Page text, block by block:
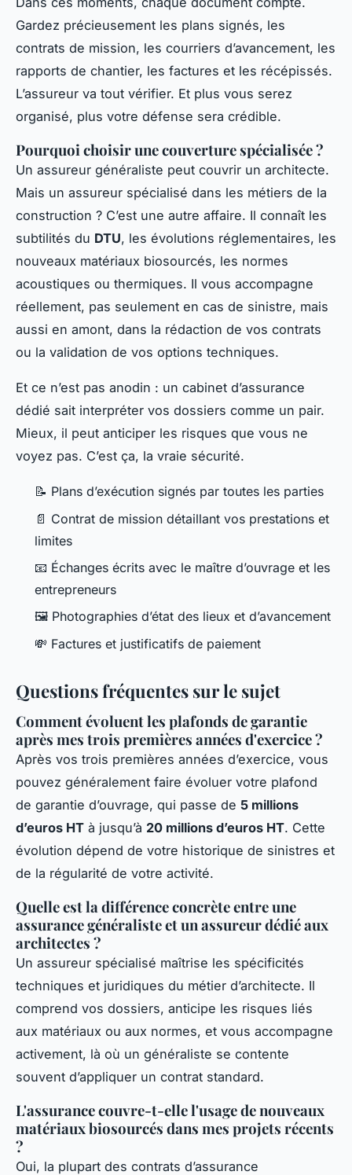
Gardez précieusement les plans signés, les
contrats de mission, les courriers d’avancement, les
rapports de chantier, les factures et les récépissés.
L’assureur va tout vérifier. Et plus vous serez
organisé, plus votre défense sera crédible.
Pourquoi choisir une couverture spécialisée ?
Un assureur généraliste peut couvrir un architecte.
Mais un assureur spécialisé dans les métiers de la
construction ? C’est une autre affaire. Il connaît les
subtilités du DTU, les évolutions réglementaires, les
nouveaux matériaux biosourcés, les normes
acoustiques ou thermiques. Il vous accompagne
réellement, pas seulement en cas de sinistre, mais
aussi en amont, dans la rédaction de vos contrats
ou la validation de vos options techniques.
Et ce n’est pas anodin : un cabinet d’assurance
dédié sait interpréter vos dossiers comme un pair.
Mieux, il peut anticiper les risques que vous ne
voyez pas. C’est ça, la vraie sécurité.
📝 Plans d’exécution signés par toutes les parties
📄 Contrat de mission détaillant vos prestations et
limites
📧 Échanges écrits avec le maître d’ouvrage et les
entrepreneurs
🖼️ Photographies d’état des lieux et d’avancement
💸 Factures et justificatifs de paiement
Questions fréquentes sur le sujet
Comment évoluent les plafonds de garantie
après mes trois premières années d'exercice ?
Après vos trois premières années d’exercice, vous
pouvez généralement faire évoluer votre plafond
de garantie d’ouvrage, qui passe de 5 millions
d’euros HT à jusqu’à 20 millions d’euros HT. Cette
évolution dépend de votre historique de sinistres et
de la régularité de votre activité.
Quelle est la différence concrète entre une
assurance généraliste et un assureur dédié aux
architectes ?
Un assureur spécialisé maîtrise les spécificités
techniques et juridiques du métier d’architecte. Il
comprend vos dossiers, anticipe les risques liés
aux matériaux ou aux normes, et vous accompagne
activement, là où un généraliste se contente
souvent d’appliquer un contrat standard.
L'assurance couvre-t-elle l'usage de nouveaux
matériaux biosourcés dans mes projets récents
?
Oui, la plupart des contrats d’assurance